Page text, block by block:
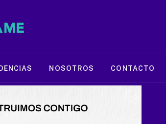
NOSOTROS CONTACTO